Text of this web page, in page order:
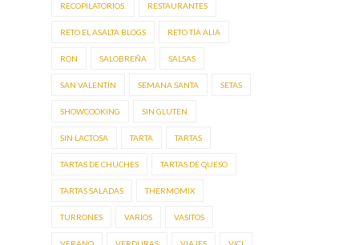
RECOPILATORIOS. RESTAURANTES
RETO EL ASALTA BLOGS RETO TÍA ALIA
RON SALOBREÑA SALSAS
SAN VALENTÍN SEMANA SANTA SETAS
SHOWCOOKING SIN GLUTEN
SIN LACTOSA TARTA TARTAS
TARTAS DE CHUCHES TARTAS DE QUESO
TARTAS SALADAS THERMOMIX
TURRONES VARIOS VASITOS